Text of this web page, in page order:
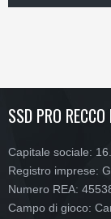
SSD PRO
Capitale sociale:
Registro imprese:
Numero REA:
Campo di gioco: